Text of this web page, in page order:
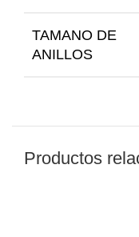
TAMANO DE
ANILLOS
Productos